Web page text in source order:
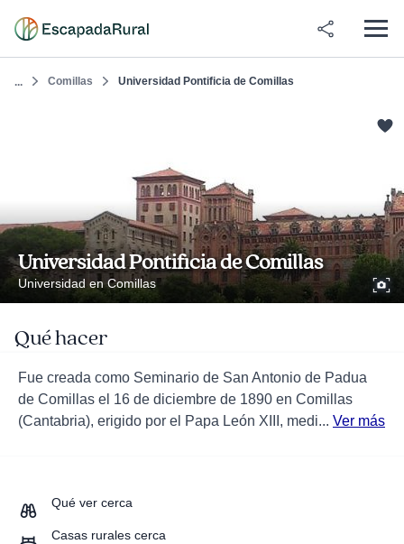
... Comillas Universidad Pontificia de Comillas
Universidad Pontificia de Comillas
Universidad en Comillas
Qué hacer
Fue creada como Seminario de San Antonio de Padua
de Comillas el 16 de diciembre de 1890 en Comillas
(Cantabria), erigido por el Papa León XIII, medi... Ver más
Qué ver cerca
Casas rurales cerca